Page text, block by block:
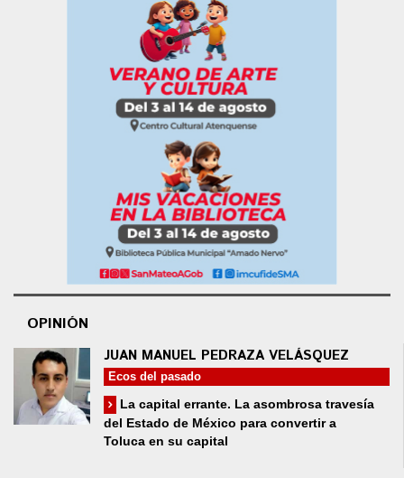
OPINIÓN
JUAN MANUEL PEDRAZA VELÁSQUEZ
Ecos del pasado
La capital errante. La asombrosa travesía
del Estado de México para convertir a
Toluca en su capital